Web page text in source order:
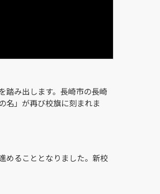
踏み出します。長崎市の長崎
名」が再び校旗に刻まれま
めることとなりました。新校